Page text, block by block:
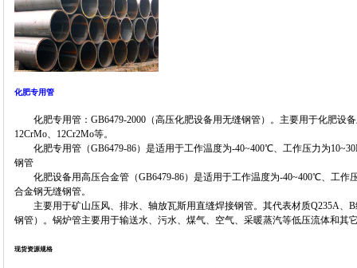
化肥专用管
化肥专用管：GB6479-2000（高压化肥设备用无缝钢管）。主要用于化肥设
12CrMo、12Cr2Mo等。
化肥专用管（GB6479-86）是适用于工作温度为-40~400℃、工作压力为
钢管
化肥设备用高压合金管（GB6479-86）是适用于工作温度为-40~400℃、工作
合金钢无缝钢管。
主要用于矿山压风、排水、轴放瓦斯用直缝焊接钢管。其代表材质Q235A、B
钢管）。锅炉管主要用于输送水、污水、煤气、空气、采暖蒸汽等低压流体和其
现货资源规格